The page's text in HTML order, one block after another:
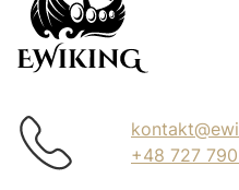
+48 727